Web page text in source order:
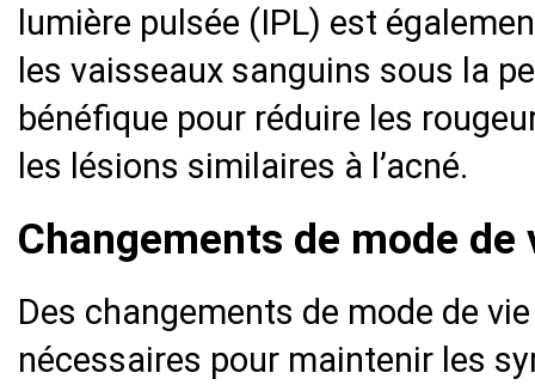
lumière pulsée (IPL) est
les vaisseaux sanguins sous la
bénéfique pour réduire les
les lésions similaires à l’acné.
Changements de mode de
Des changements de mode de
nécessaires pour maintenir les